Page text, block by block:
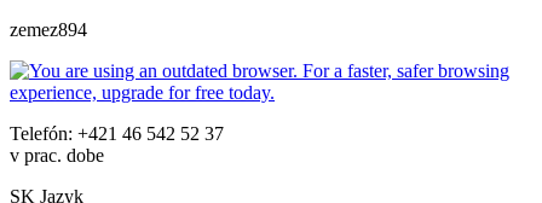
zemez894
Telefón: +421 46 542 52 37
v prac. dobe
SK Jazyk